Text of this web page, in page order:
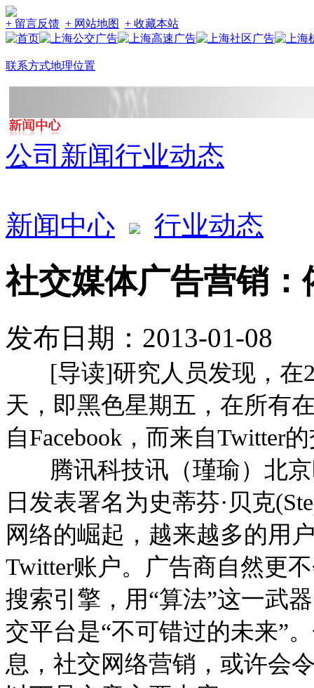
+ 留言反馈 + 网站地图 + 收藏本站
联系方式地理位置
公司新闻行业动态
新闻中心 行业动态
社交媒体广告营销
发布日期：2013-01-08
[导读]研究人员发现，在
天，即黑色星期五，在所有
自Facebook，而来自Twitter
腾讯科技讯（瑾瑜）北京
日发表署名为史蒂芬·贝克
网络的崛起，越来越多的用
Twitter账户。广告商自然更
搜索引擎，用“算法”这一武
交平台是“不可错过的未来”
息，社交网络营销，或许会